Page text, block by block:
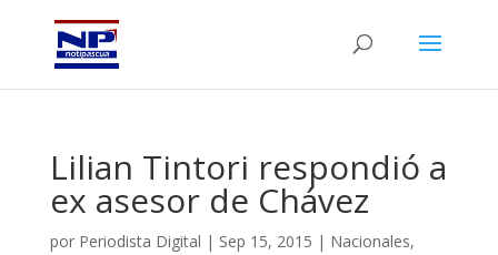
Lilian Tintori respondió a
ex asesor de Chávez
por Periodista Digital | Sep 15, 2015 | Nacionales,